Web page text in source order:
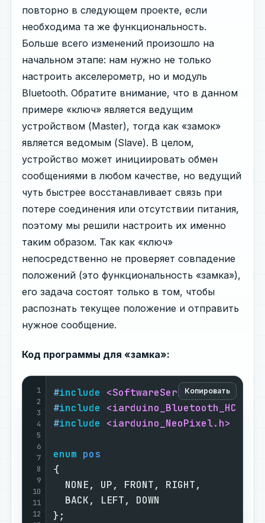
повторно в следующем проекте, если
необходима та же функциональность.
Больше всего изменений произошло на
начальном этапе: нам нужно не только
настроить акселерометр, но и модуль
Bluetooth. Обратите внимание, что в данном
примере «ключ» является ведущим
устройством (Master), тогда как «замок»
является ведомым (Slave). В целом,
устройство может инициировать обмен
сообщениями в любом качестве, но ведущий
чуть быстрее восстанавливает связь при
потере соединения или отсутствии питания,
поэтому мы решили настроить их именно
таким образом. Так как «ключ»
непосредственно не проверяет совпадение
положений (это функциональность «замка»),
его задача состоят только в том, чтобы
распознать текущее положение и отправить
нужное сообщение.
Код программы для «замка»:
Копировать
1
2
3
4
5
6
7
8
9
10
11
12
#include <SoftwareSerial.h>
#include
#include <iarduino_NeoPixel.h>
enum pos
NONE, UP, FRONT,
BACK, LEFT,